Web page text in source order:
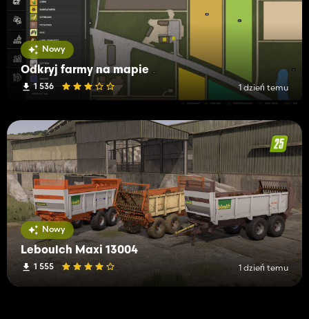
Nowy
Odkryj farmy na mapie
1 536 1 dzień temu
Nowy
Leboulch Maxi 13004
1 555 1 dzień temu